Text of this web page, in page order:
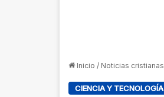
Inicio / Noticias cristianas
CIENCIA Y TECNOLOGÍA